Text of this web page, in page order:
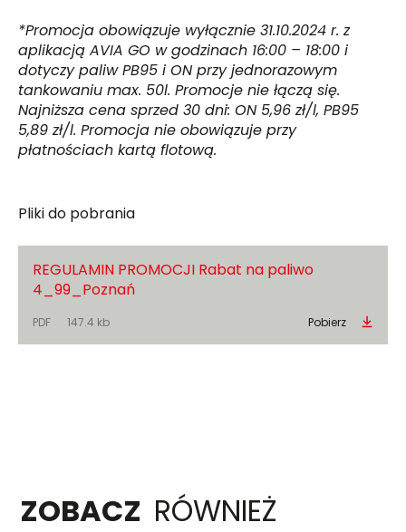
*Promocja obowiązuje wyłącznie 31.10.2024 r. z
aplikacją AVIA GO w godzinach 16:00 – 18:00 i
dotyczy paliw PB95 i ON przy jednorazowym
tankowaniu max. 50l. Promocje nie łączą się.
Najniższa cena sprzed 30 dni: ON 5,96 zł/l, PB95
5,89 zł/l. Promocja nie obowiązuje przy
płatnościach kartą flotową.
Pliki do pobrania
REGULAMIN PROMOCJI Rabat na paliwo
4_99_Poznań
PDF 147.4 kb Pobierz
ZOBACZ RÓWNIEŻ